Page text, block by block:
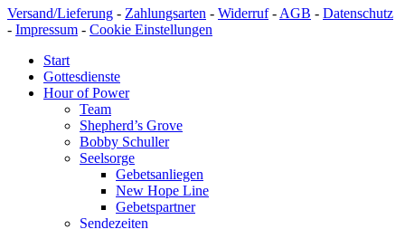
Versand/Lieferung - Zahlungsarten - Widerruf- AGB - Datenschutz
- Impressum - Cookie Einstellungen
Start
Gottesdienste
Hour of Power
Team
Shepherd’s Grove
Bobby Schuller
Seelsorge
Gebetsanliegen
New Hope Line
Gebetspartner
Sendezeiten